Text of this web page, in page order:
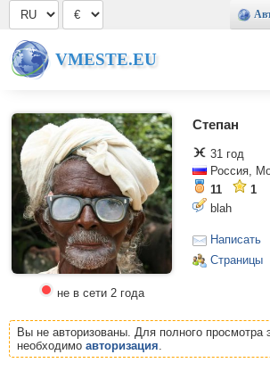
VMESTE.EU
не в сети 2 года
Степан
31 год
Россия,
11
1
blah
Написать
Страницы
Вы не авторизованы. Для полного просмотра
необходимо авторизация.